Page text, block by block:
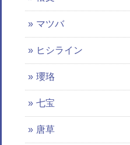
マツバ
ヒシライン
瓔珞
七宝
唐草